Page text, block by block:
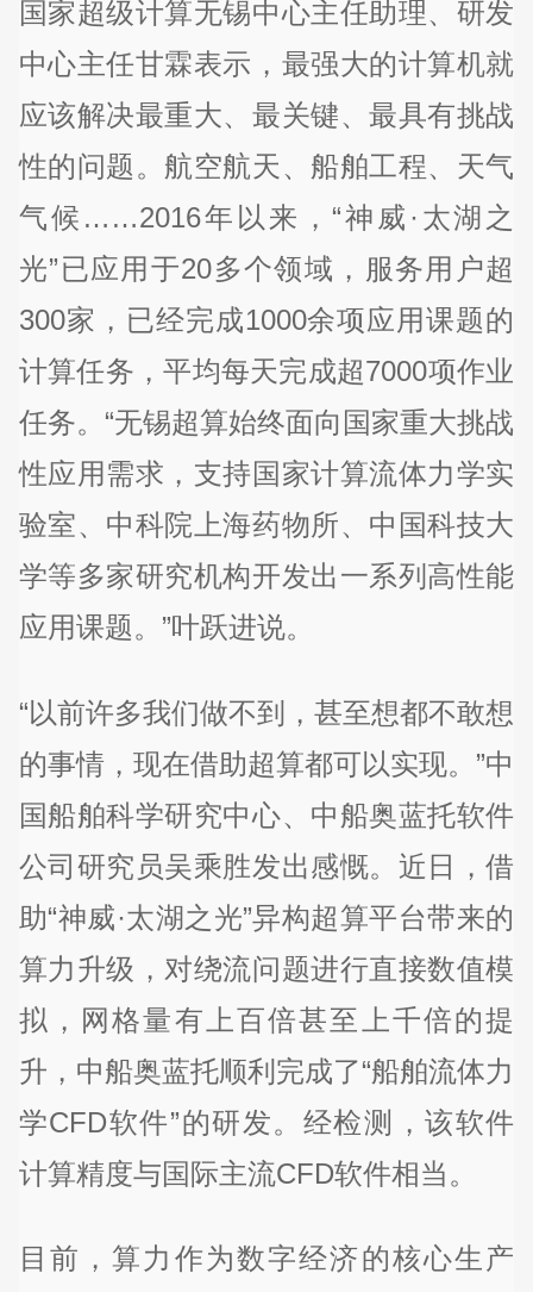
国家超级计算无锡中心主任助理、研发
中心主任甘霖表示，最强大的计算机就
应该解决最重大、最关键、最具有挑战
性的问题。航空航天、船舶工程、天气
气候……2016年以来，“神威·太湖之
光”已应用于20多个领域，服务用户超
300家，已经完成1000余项应用课题的
计算任务，平均每天完成超7000项作业
任务。“无锡超算始终面向国家重大挑战
性应用需求，支持国家计算流体力学实
验室、中科院上海药物所、中国科技大
学等多家研究机构开发出一系列高性能
应用课题。”叶跃进说。
“以前许多我们做不到，甚至想都不敢想
的事情，现在借助超算都可以实现。”中
国船舶科学研究中心、中船奥蓝托软件
公司研究员吴乘胜发出感慨。近日，借
助“神威·太湖之光”异构超算平台带来的
算力升级，对绕流问题进行直接数值模
拟，网格量有上百倍甚至上千倍的提
升，中船奥蓝托顺利完成了“船舶流体力
学CFD软件”的研发。经检测，该软件
计算精度与国际主流CFD软件相当。
目前，算力作为数字经济的核心生产